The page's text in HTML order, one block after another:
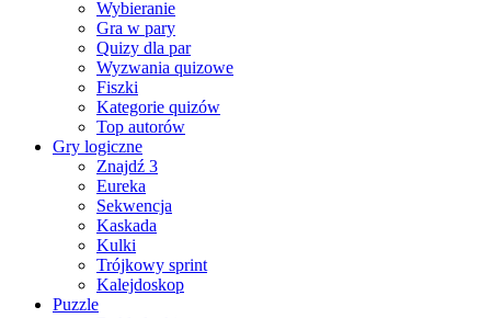
Wybieranie
Gra w pary
Quizy dla par
Wyzwania quizowe
Fiszki
Kategorie quizów
Top autorów
Gry logiczne
Znajdź 3
Eureka
Sekwencja
Kaskada
Kulki
Trójkowy sprint
Kalejdoskop
Puzzle